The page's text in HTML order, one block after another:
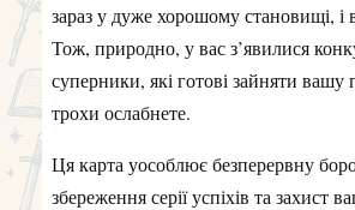
зараз у дуже хорошому становищі, і
Тож, природно, у вас з’явилися
суперники, які готові зайняти
трохи ослабнете.
Ця карта уособлює безперервну
збереження серії успіхів та захист